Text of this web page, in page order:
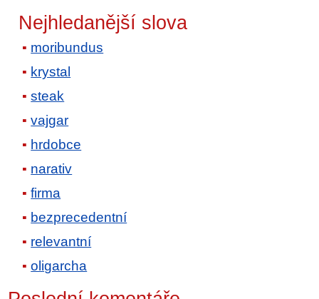
Nejhledanější slova
moribundus
krystal
steak
vajgar
hrdobce
narativ
firma
bezprecedentní
relevantní
oligarcha